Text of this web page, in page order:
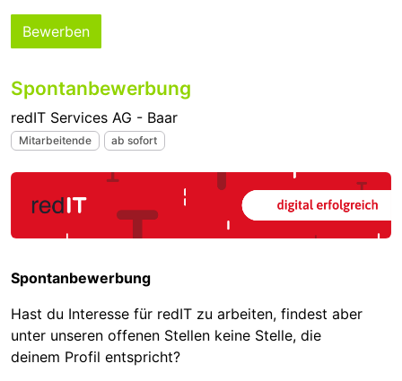
Bewerben
Spontanbewerbung
redIT Services AG - Baar
Mitarbeitende ab sofort
Spontanbewerbung
Hast du Interesse für redIT zu arbeiten, findest aber
unter unseren offenen Stellen keine Stelle, die
deinem Profil entspricht?